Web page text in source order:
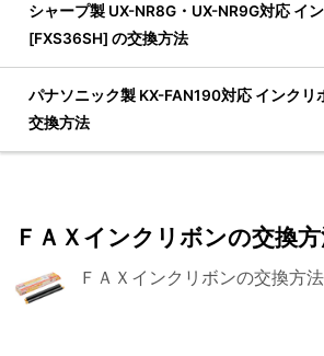
シャープ製 UX-NR8G・UX-NR9G対応 イ
[FXS36SH] の交換方法
パナソニック製 KX-FAN190対応 インク
交換方法
ＦＡＸインクリボンの交換
ＦＡＸインクリボンの交換方法